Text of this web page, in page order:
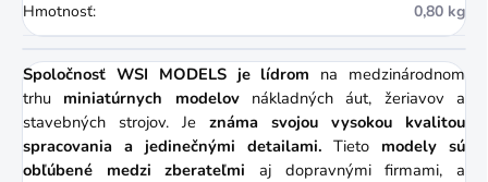
Hmotnosť: 0,80 kg
Spoločnosť WSI MODELS je lídrom na medzinárodnom
trhu miniatúrnych modelovnákladných áut, žeriavov a
stavebných strojov. Je známa svojou vysokou kvalitou
spracovania a jedinečnými detailami. Tieto modely sú
obľúbené medzi zberateľmi aj dopravnými firmami, a